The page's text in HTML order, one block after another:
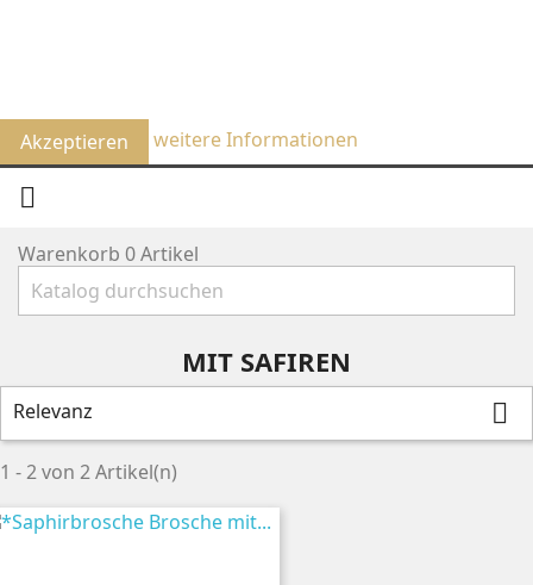
Akzeptieren
weitere Informationen

Warenkorb 0Artikel
MIT SAFIREN
Relevanz 
1 - 2 von 2 Artikel(n)